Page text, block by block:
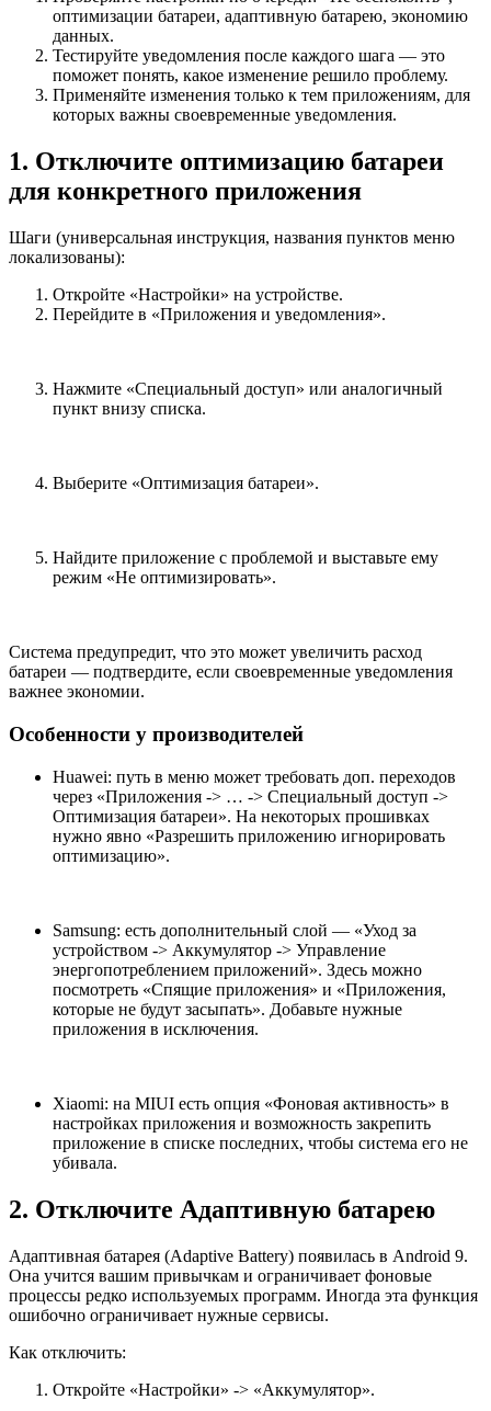
оптимизации батареи, адаптивную батарею, экономию
данных.
Тестируйте уведомления после каждого шага — это
поможет понять, какое изменение решило проблему.
Применяйте изменения только к тем приложениям, для
которых важны своевременные уведомления.
1. Отключите оптимизацию батареи
для конкретного приложения
Шаги (универсальная инструкция, названия пунктов меню
локализованы):
Откройте «Настройки» на устройстве.
Перейдите в «Приложения и уведомления».
Нажмите «Специальный доступ» или аналогичный
пункт внизу списка.
Выберите «Оптимизация батареи».
Найдите приложение с проблемой и выставьте ему
режим «Не оптимизировать».
Система предупредит, что это может увеличить расход
батареи — подтвердите, если своевременные уведомления
важнее экономии.
Особенности у производителей
Huawei: путь в меню может требовать доп. переходов
через «Приложения -> … -> Специальный доступ ->
Оптимизация батареи». На некоторых прошивках
нужно явно «Разрешить приложению игнорировать
оптимизацию».
Samsung: есть дополнительный слой — «Уход за
устройством -> Аккумулятор -> Управление
энергопотреблением приложений». Здесь можно
посмотреть «Спящие приложения» и «Приложения,
которые не будут засыпать». Добавьте нужные
приложения в исключения.
Xiaomi: на MIUI есть опция «Фоновая активность» в
настройках приложения и возможность закрепить
приложение в списке последних, чтобы система его не
убивала.
2. Отключите Адаптивную батарею
Адаптивная батарея (Adaptive Battery) появилась в Android 9.
Она учится вашим привычкам и ограничивает фоновые
процессы редко используемых программ. Иногда эта функция
ошибочно ограничивает нужные сервисы.
Как отключить:
Откройте «Настройки» -> «Аккумулятор».